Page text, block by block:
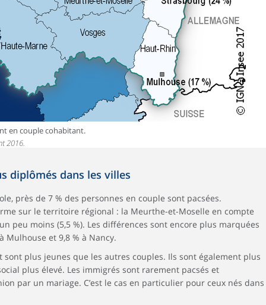
en couple cohabitant.
2016.
diplômés dans les villes
près de 7 % des personnes en couple sont pacsées.
sur le territoire régional : la Meurthe-et-Moselle en compte
peu moins (5,5 %). Les différences sont encore plus marquées
Mulhouse et 9,8 % à Nancy.
sont plus jeunes que les autres couples. Ils sont également plus
plus élevé. Les immigrés sont rarement pacsés et
par un mariage. C’est le cas en particulier pour ceux nés dans